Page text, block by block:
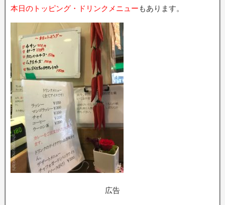
本日のトッピング・ドリンクメニュー もあります。
広告